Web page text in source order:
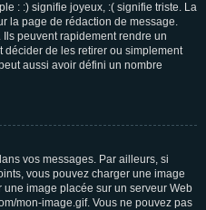
: :) signifie joyeux, :( signifie triste. La
la page de rédaction de message.
peuvent rapidement rendre un
de les retirer ou simplement
aussi avoir défini un nombre
vos messages. Par ailleurs, si
vous pouvez charger une image
image placée sur un serveur Web
mon-image.gif. Vous ne pouvez pas